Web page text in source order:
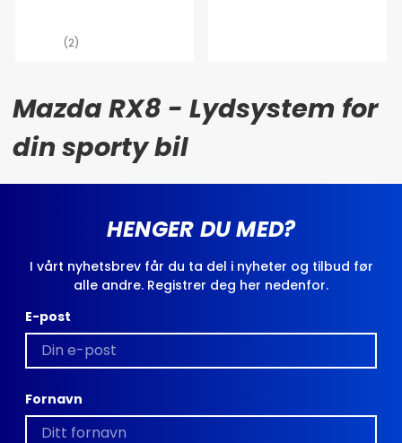
(2)
Mazda RX8 - Lydsystem for
din sporty bil
HENGER DU MED?
I vårt nyhetsbrev får du ta del i nyheter og tilbud før
alle andre. Registrer deg her nedenfor.
E-post
Fornavn